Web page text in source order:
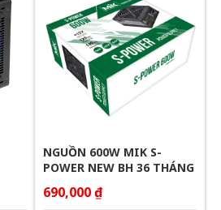
cấp cải thiện sự cân bằng
giữa các quy định điện áp 12V,
3.3V và 5V và tăng cường sự
ổn định, cho phép hỗ trợ hệ
thống tải 12V nặng. Sử dụng
chất liệu SECC cao cấp với vỏ
phủ màu đen Quạt silent
12cm với điều khiển tốc độ
quạt thông minh tối ưu. Quạt
trường 25℃. Chế độ tiết kiệm
điện C6 / C7 tương thích với
các bộ vi xử lý mới nhất của
Intel kể từ thế hệ thứ 4. Cáp
chính dài 500mm hỗ trợ case
NGUỒN 600W MIK S-
POWER NEW BH 36 THÁNG
690,000 ₫